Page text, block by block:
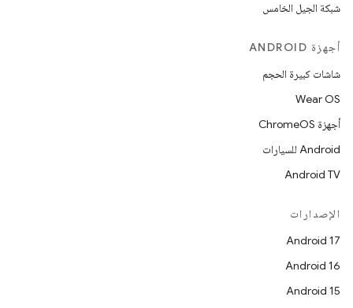
شبكة الجيل الخامس
أجهزة ANDROID
شاشات كبيرة الحجم
Wear OS
أجهزة ChromeOS
Android للسيارات
Android TV
الإصدارات
Android 17
Android 16
Android 15